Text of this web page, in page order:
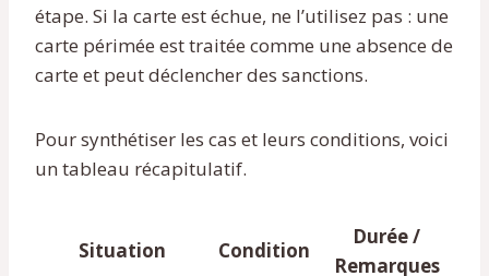
étape. Si la carte est échue, ne l’utilisez pas : une
carte périmée est traitée comme une absence de
carte et peut déclencher des sanctions.
Pour synthétiser les cas et leurs conditions, voici
un tableau récapitulatif.
Situation Condition
Durée /
Remarques